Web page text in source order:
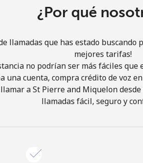
acuerdo con estos
Términos y
Únete
¡Hola!
¿Por qué
llamadas que has estado
mejores tarifas!
no podrían ser más fáciles
una cuenta, compra crédito de voz
llamar a St Pierre and Miquelon
llamadas fácil, seguro y